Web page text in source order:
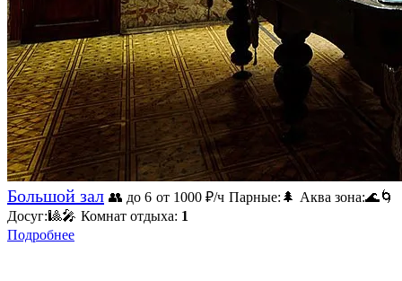
Большой зал 👥 до 6 от 1000 ₽/ч Парные: 🌲 Аква зона:🌊🌀
Досуг:🎱🎤 Комнат отдыха: 1
Подробнее